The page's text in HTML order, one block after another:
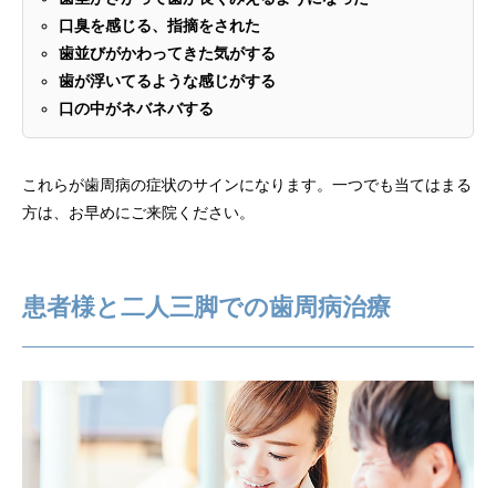
口臭を感じる、指摘をされた
歯並びがかわってきた気がする
歯が浮いてるような感じがする
口の中がネバネバする
これらが歯周病の症状のサインになります。一つでも当てはまる
方は、お早めにご来院ください。
患者様と二人三脚での歯周病治療